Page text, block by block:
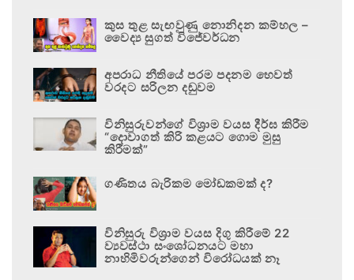
කුස තුළ සැඟවුණු නොනිදන කම්හල –
වෛද්‍ය සුගත් විජේවර්ධන
අපරාධ නීතියේ පරම පදනම හෙවත්
වරදට සරිලන දඬුවම
විනිසුරුවන්ගේ විශ්‍රාම වයස දීර්ඝ කිරීම
“දොවාගත් කිරි කළයට ගොම මුසු
කිරීමක්”
ගණිතය බැරිකම මෝඩකමක් ද?
විනිසුරු විශ්‍රාම වයස දිගු කිරීමේ 22
ව්‍යවස්ථා සංශෝධනයට මහා
නාහිමිවරුන්ගෙන් විරෝධයක් නෑ